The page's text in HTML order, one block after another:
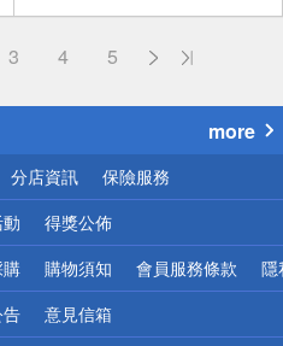
3 4 5
心！
more
分店資訊 保險服務
得獎公佈
購物須知 會員服務條款 隱
意見信箱